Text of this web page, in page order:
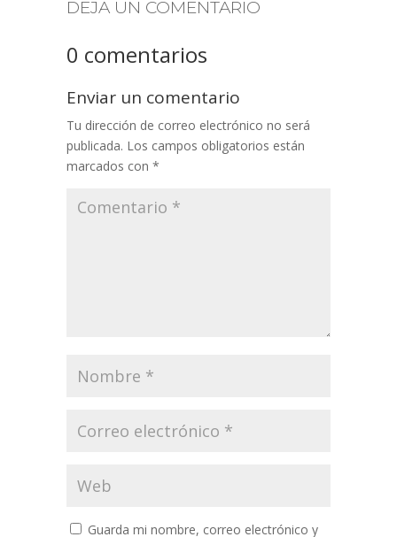
DEJA UN COMENTARIO
0 comentarios
Enviar un comentario
Tu dirección de correo electrónico no será
publicada. Los campos obligatorios están
marcados con *
Guarda mi nombre, correo electrónico y